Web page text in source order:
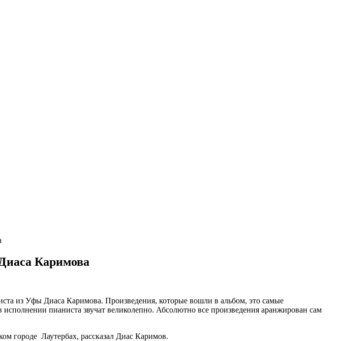
Каримова
из Уфы Диаса Каримова. Произведения, которые вошли в альбом, это самые
исполнении пианиста звучат великолепно. Абсолютно все произведения аранжирован сам
городе Лаутербах, рассказал Диас Каримов.